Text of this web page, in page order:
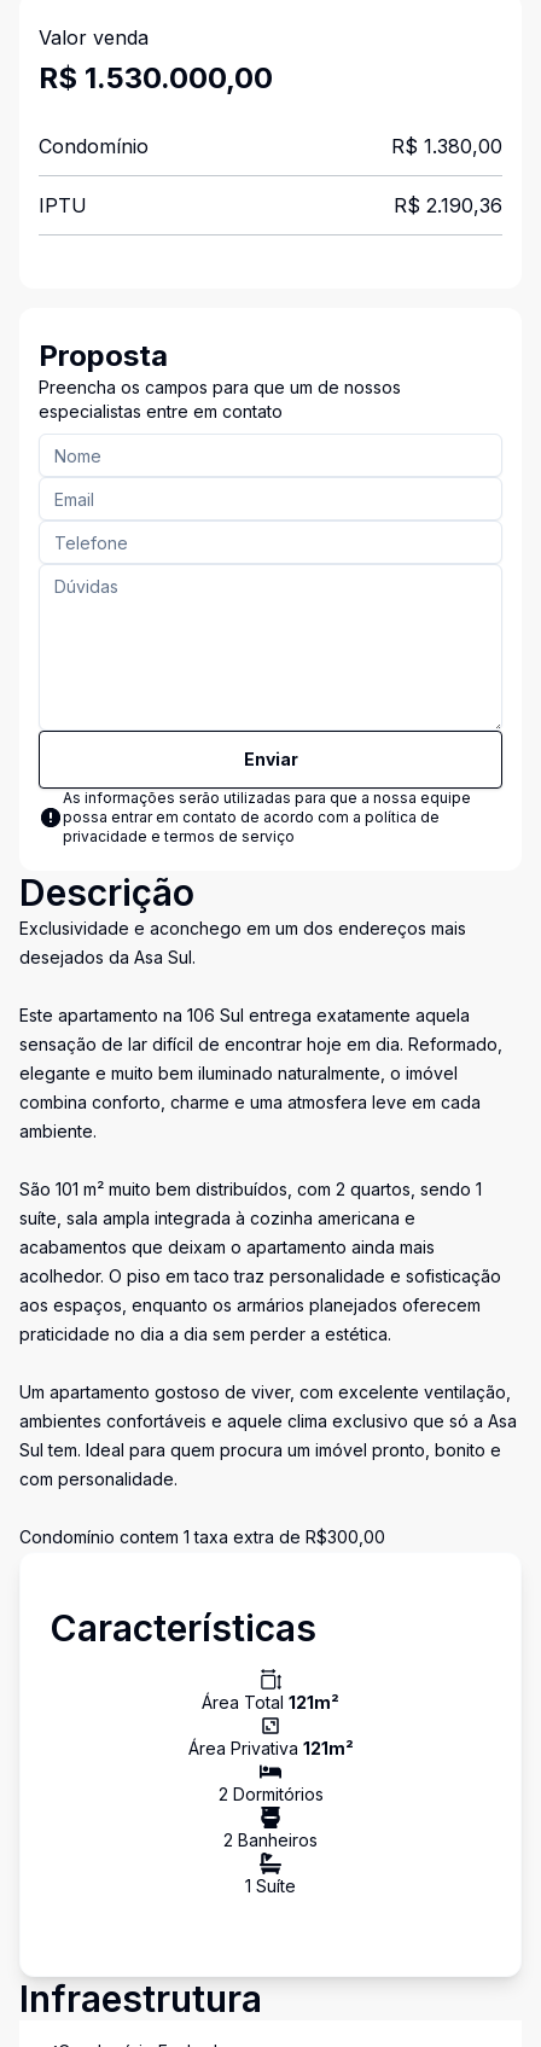
Valor venda
R$ 1.530.000,00
Condomínio R$ 1.380,00
IPTU R$ 2.190,36
Proposta
Preencha os campos para que um de nossos
especialistas entre em contato
Enviar
As informações serão utilizadas para que a nossa equipe
possa entrar em contato de acordo com a política de
privacidade e termos de serviço
Descrição
Exclusividade e aconchego em um dos endereços mais
desejados da Asa Sul.
Este apartamento na 106 Sul entrega exatamente aquela
sensação de lar difícil de encontrar hoje em dia. Reformado,
elegante e muito bem iluminado naturalmente, o imóvel
combina conforto, charme e uma atmosfera leve em cada
ambiente.
São 101 m² muito bem distribuídos, com 2 quartos, sendo 1
suíte, sala ampla integrada à cozinha americana e
acabamentos que deixam o apartamento ainda mais
acolhedor. O piso em taco traz personalidade e sofisticação
aos espaços, enquanto os armários planejados oferecem
praticidade no dia a dia sem perder a estética.
Um apartamento gostoso de viver, com excelente ventilação,
ambientes confortáveis e aquele clima exclusivo que só a Asa
Sul tem. Ideal para quem procura um imóvel pronto, bonito e
com personalidade.
Condomínio contem 1 taxa extra de R$300,00
Características
Área Total 121m²
Área Privativa 121m²
2 Dormitórios
2 Banheiros
1 Suíte
Infraestrutura